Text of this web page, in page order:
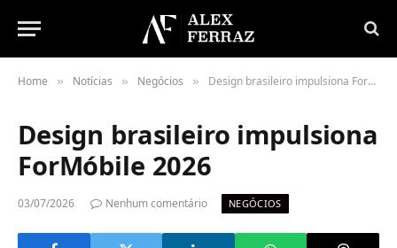
Home » Notícias » Negócios » Design brasileiro impulsiona ForMóbile 2026
Design brasileiro impulsiona
ForMóbile 2026
03/07/2026 Nenhum comentário NEGÓCIOS